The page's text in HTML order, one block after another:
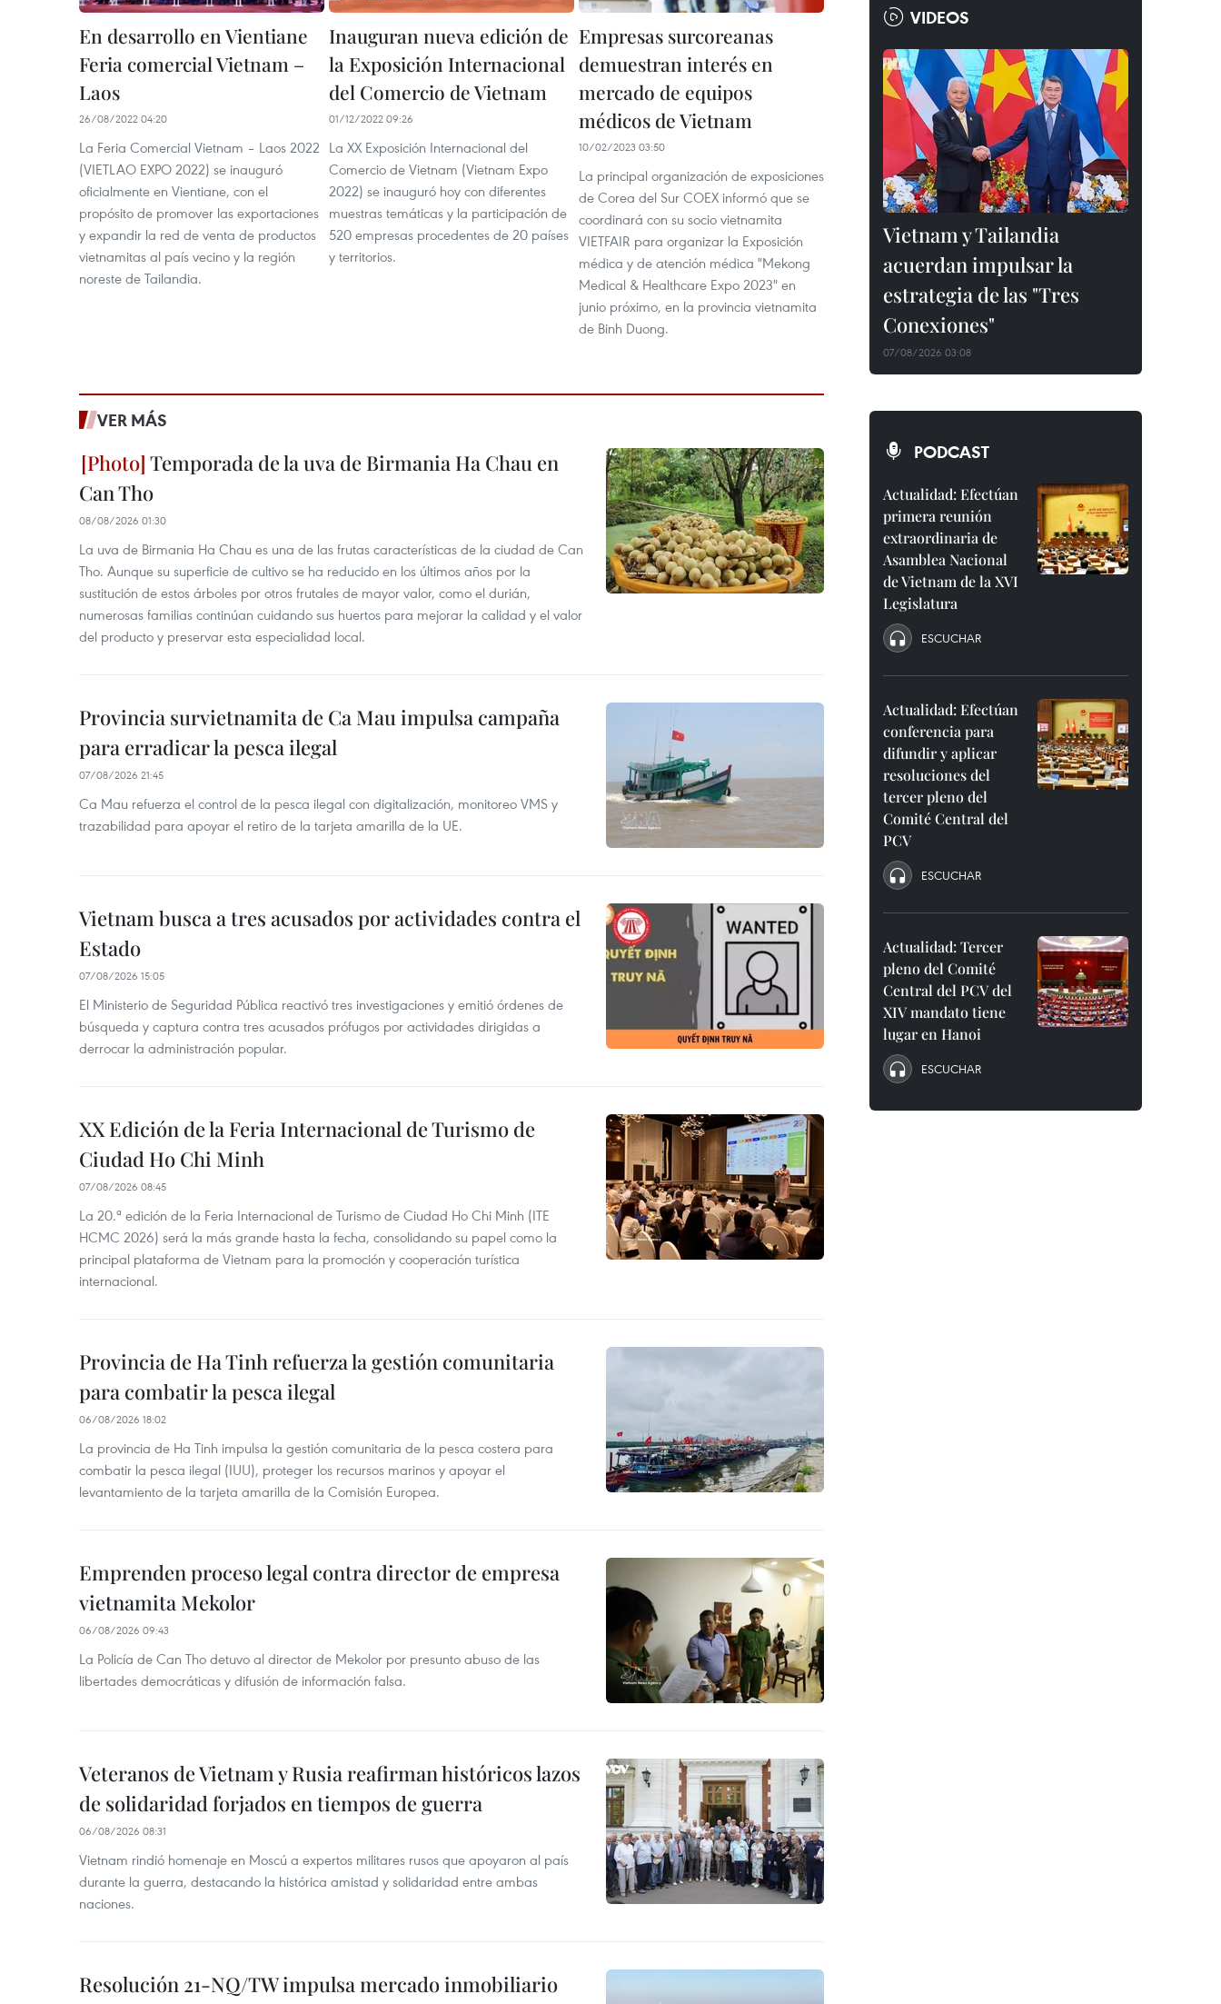
En desarrollo en Vientiane
Feria comercial Vietnam –
Laos
26/08/2022 04:20
La Feria Comercial Vietnam – Laos 2022
(VIETLAO EXPO 2022) se inauguró
oficialmente en Vientiane, con el
propósito de promover las exportaciones
y expandir la red de venta de productos
vietnamitas al país vecino y la región
noreste de Tailandia.
Inauguran nueva edición de
la Exposición Internacional
del Comercio de Vietnam
01/12/2022 09:26
La XX Exposición Internacional del
Comercio de Vietnam (Vietnam Expo
2022) se inauguró hoy con diferentes
muestras temáticas y la participación de
520 empresas procedentes de 20 países
y territorios.
Empresas surcoreanas
demuestran interés en
mercado de equipos
médicos de Vietnam
10/02/2023 03:50
La principal organización de exposiciones
de Corea del Sur COEX informó que se
coordinará con su socio vietnamita
VIETFAIR para organizar la Exposición
médica y de atención médica "Mekong
Medical & Healthcare Expo 2023" en
junio próximo, en la provincia vietnamita
de Binh Duong.
VER MÁS
Temporada de la uva de Birmania Ha Chau en
Can Tho
08/08/2026 01:30
La uva de Birmania Ha Chau es una de las frutas características de la ciudad de Can
Tho. Aunque su superficie de cultivo se ha reducido en los últimos años por la
sustitución de estos árboles por otros frutales de mayor valor, como el durián,
numerosas familias continúan cuidando sus huertos para mejorar la calidad y el valor
del producto y preservar esta especialidad local.
Provincia survietnamita de Ca Mau impulsa campaña
para erradicar la pesca ilegal
07/08/2026 21:45
Ca Mau refuerza el control de la pesca ilegal con digitalización, monitoreo VMS y
trazabilidad para apoyar el retiro de la tarjeta amarilla de la UE.
Vietnam busca a tres acusados por actividades contra el
Estado
07/08/2026 15:05
El Ministerio de Seguridad Pública reactivó tres investigaciones y emitió órdenes de
búsqueda y captura contra tres acusados prófugos por actividades dirigidas a
derrocar la administración popular.
XX Edición de la Feria Internacional de Turismo de
Ciudad Ho Chi Minh
07/08/2026 08:45
La 20.ª edición de la Feria Internacional de Turismo de Ciudad Ho Chi Minh (ITE
HCMC 2026) será la más grande hasta la fecha, consolidando su papel como la
principal plataforma de Vietnam para la promoción y cooperación turística
internacional.
Provincia de Ha Tinh refuerza la gestión comunitaria
para combatir la pesca ilegal
06/08/2026 18:02
La provincia de Ha Tinh impulsa la gestión comunitaria de la pesca costera para
combatir la pesca ilegal (IUU), proteger los recursos marinos y apoyar el
levantamiento de la tarjeta amarilla de la Comisión Europea.
Emprenden proceso legal contra director de empresa
vietnamita Mekolor
06/08/2026 09:43
La Policía de Can Tho detuvo al director de Mekolor por presunto abuso de las
libertades democráticas y difusión de información falsa.
Veteranos de Vietnam y Rusia reafirman históricos lazos
de solidaridad forjados en tiempos de guerra
06/08/2026 08:31
Vietnam rindió homenaje en Moscú a expertos militares rusos que apoyaron al país
durante la guerra, destacando la histórica amistad y solidaridad entre ambas
naciones.
Resolución 21-NQ/TW impulsa mercado inmobiliario
VIDEOS
Vietnam y Tailandia
acuerdan impulsar la
estrategia de las "Tres
Conexiones"
07/08/2026 03:08
PODCAST
Actualidad: Efectúan
primera reunión
extraordinaria de
Asamblea Nacional
de Vietnam de la XVI
Legislatura
ESCUCHAR
Actualidad: Efectúan
conferencia para
difundir y aplicar
resoluciones del
tercer pleno del
Comité Central del
PCV
ESCUCHAR
Actualidad: Tercer
pleno del Comité
Central del PCV del
XIV mandato tiene
lugar en Hanoi
ESCUCHAR